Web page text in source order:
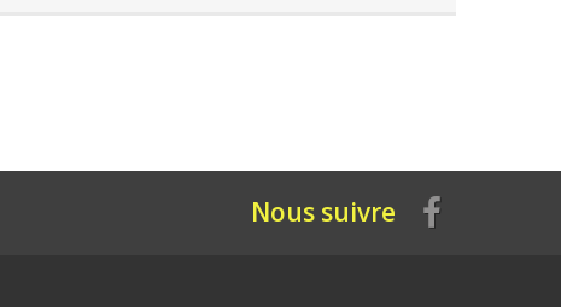
Nous suivre